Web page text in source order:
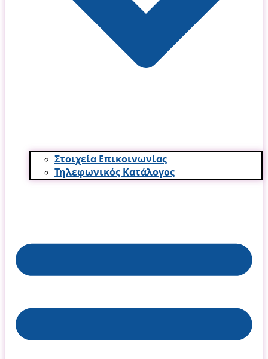
Στοιχεία Επικοινωνίας
Τηλεφωνικός Κατάλογος